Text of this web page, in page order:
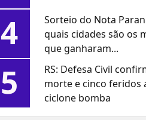
4
Sorteio do Nota
quais cidades são os
que ganharam...
5
RS: Defesa Civil
morte e cinco feridos
ciclone bomba